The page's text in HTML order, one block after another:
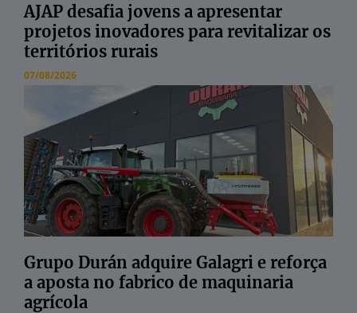
AJAP desafia jovens a apresentar
projetos inovadores para revitalizar os
territórios rurais
07/08/2026
Grupo Durán adquire Galagri e reforça
a aposta no fabrico de maquinaria
agrícola